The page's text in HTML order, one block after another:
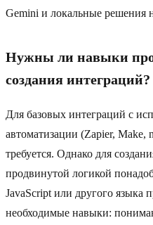
Gemini и локальные решения
Нужны ли навыки
создания интеграций?
Для базовых интеграций с
автоматизации (Zapier, Make,
требуется. Однако для
продвинутой логикой
JavaScript или другого
необходимые навыки: